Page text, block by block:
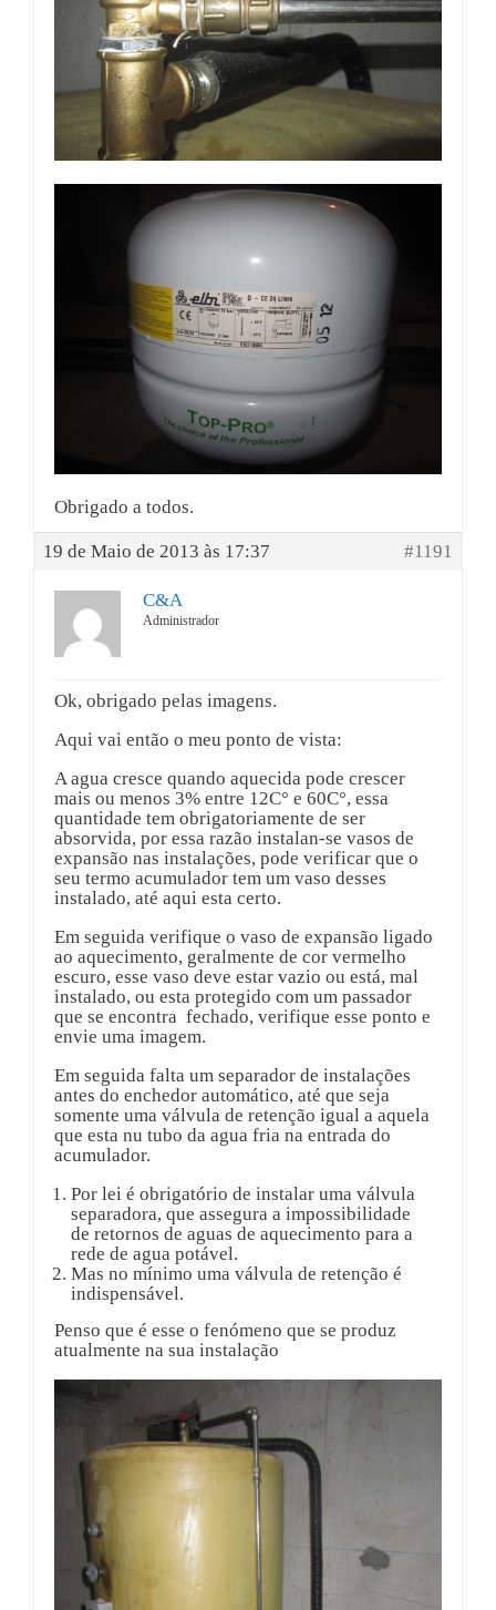
Obrigado a todos.
19 de Maio de 2013 às 17:37 #1191
C&A
Administrador
Ok, obrigado pelas imagens.
Aqui vai então o meu ponto de vista:
A agua cresce quando aquecida pode crescer
mais ou menos 3% entre 12C° e 60C°, essa
quantidade tem obrigatoriamente de ser
absorvida, por essa razão instalan-se vasos de
expansão nas instalações, pode verificar que o
seu termo acumulador tem um vaso desses
instalado, até aqui esta certo.
Em seguida verifique o vaso de expansão ligado
ao aquecimento, geralmente de cor vermelho
escuro, esse vaso deve estar vazio ou está, mal
instalado, ou esta protegido com um passador
que se encontra fechado, verifique esse ponto e
envie uma imagem.
Em seguida falta um separador de instalações
antes do enchedor automático, até que seja
somente uma válvula de retenção igual a aquela
que esta nu tubo da agua fria na entrada do
acumulador.
Por lei é obrigatório de instalar uma válvula
separadora, que assegura a impossibilidade
de retornos de aguas de aquecimento para a
rede de agua potável.
Mas no mínimo uma válvula de retenção é
indispensável.
Penso que é esse o fenómeno que se produz
atualmente na sua instalação